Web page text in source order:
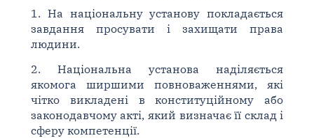
1. На національну установу покладається
завдання просувати і захищати права
людини.
2. Національна установа наділяється
якомога ширшими повноваженнями, які
чітко викладені в конституційному або
законодавчому акті, який визначає її склад і
сферу компетенції.